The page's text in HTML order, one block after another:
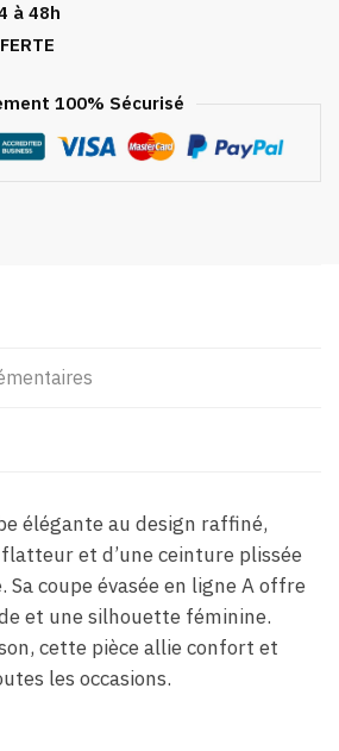
à 48h
100% Sécurisé
élégante au design raffiné,
flatteur et d’une ceinture plissée
coupe évasée en ligne A offre
et une silhouette féminine.
cette pièce allie confort et
les occasions.